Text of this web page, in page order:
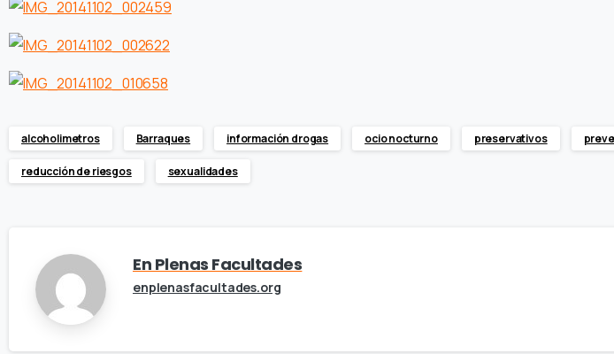
alcoholimetros Barraques información drogas ocio nocturno preservativos
reducción de riesgos sexualidades
En Plenas Facultades
enplenasfacultades.org